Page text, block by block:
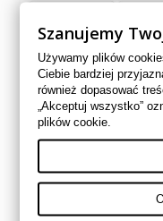
Szanujemy
Używamy plików
Ciebie bardziej
również dopasować
„Akceptuj wszystko”
plików cookie.